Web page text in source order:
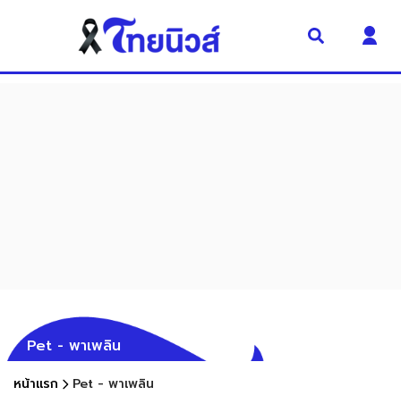
Pet - พาเพลิน
หน้าแรก Pet - พาเพลิน